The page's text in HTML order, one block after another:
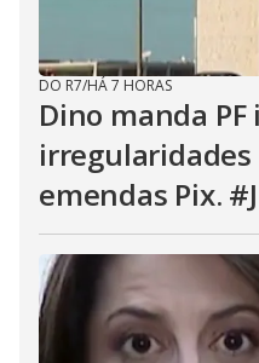
DO R7/HÁ 7 HORAS
Dino manda
irregularidades
emendas Pix.